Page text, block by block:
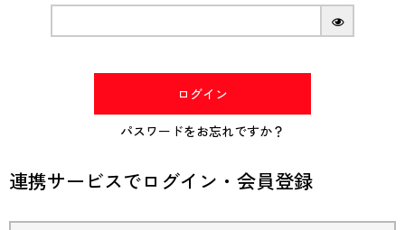
(必
ログイン
パスワードをお忘れですか？
連携サービスでログイン・会員登録